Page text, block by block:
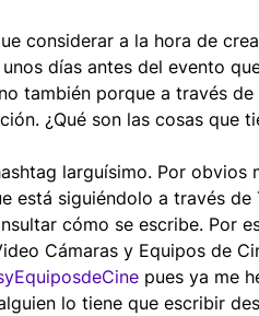
considerar a la hora de
días antes del evento
también porque a través
¿Qué son las cosas que
larguísimo. Por obvios
está siguiéndolo a través
cómo se escribe. Por
Cámaras y Equipos de
pues ya me
lo tiene que escribir